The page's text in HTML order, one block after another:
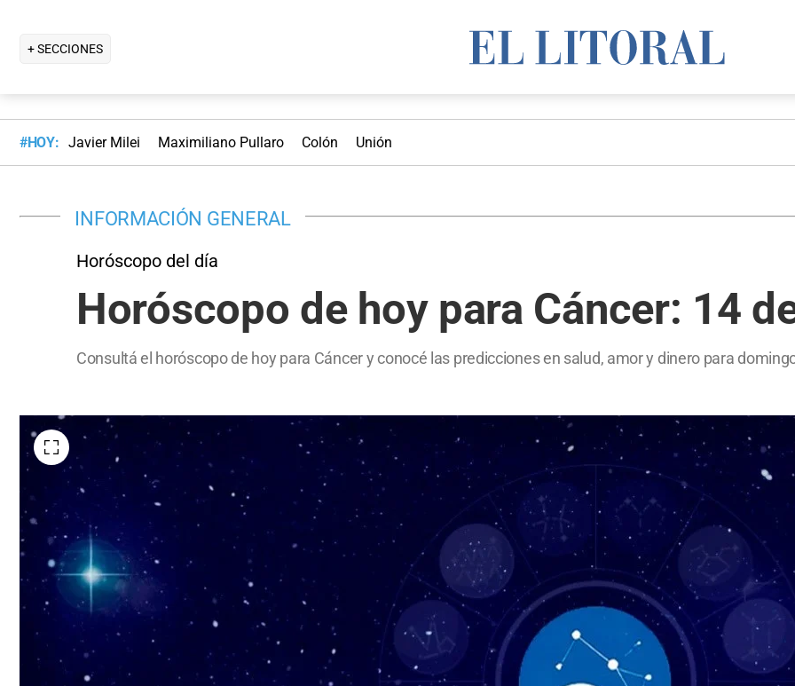
+ SECCIONES
#HOY: Javier Milei Maximiliano Pullaro Colón Unión
INFORMACIÓN GENERAL
Horóscopo del día
Horóscopo de hoy para Cáncer: 14
Consultá el horóscopo de hoy para Cáncer y conocé las predicciones en salud, amor y dinero para